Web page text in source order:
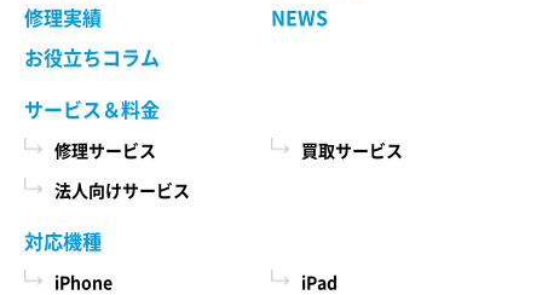
修理実績
NEWS
お役立ちコラム
サービス＆料金
修理サービス
買取サービス
法人向けサービス
対応機種
iPhone
iPad